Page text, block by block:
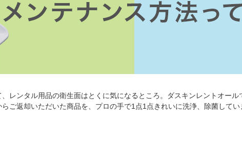
予約キャンセルについて 個人情報保護方針
レンタル用品の衛生面はとくに気になるところ。ダスキンレントオー
ご返却いただいた商品を、プロの手で1点1点きれいに洗浄、除菌してい